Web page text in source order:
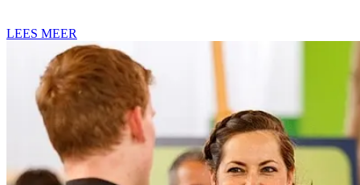
LEES MEER